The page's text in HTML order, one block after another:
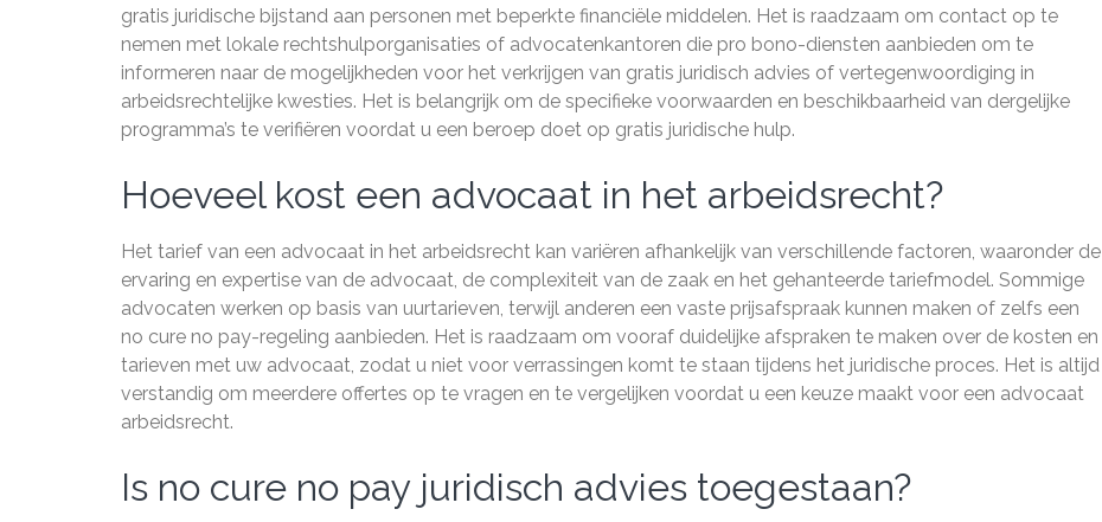
gratis juridische bijstand aan personen met beperkte financiële middelen. Het is raadzaam om contact op te
nemen met lokale rechtshulporganisaties of advocatenkantoren die pro bono-diensten aanbieden om te
informeren naar de mogelijkheden voor het verkrijgen van gratis juridisch advies of vertegenwoordiging in
arbeidsrechtelijke kwesties. Het is belangrijk om de specifieke voorwaarden en beschikbaarheid van dergelijke
programma’s te verifiëren voordat u een beroep doet op gratis juridische hulp.
Hoeveel kost een advocaat in het arbeidsrecht?
Het tarief van een advocaat in het arbeidsrecht kan variëren afhankelijk van verschillende factoren, waaronder de
ervaring en expertise van de advocaat, de complexiteit van de zaak en het gehanteerde tariefmodel. Sommige
advocaten werken op basis van uurtarieven, terwijl anderen een vaste prijsafspraak kunnen maken of zelfs een
no cure no pay-regeling aanbieden. Het is raadzaam om vooraf duidelijke afspraken te maken over de kosten en
tarieven met uw advocaat, zodat u niet voor verrassingen komt te staan tijdens het juridische proces. Het is altijd
verstandig om meerdere offertes op te vragen en te vergelijken voordat u een keuze maakt voor een advocaat
arbeidsrecht.
Is no cure no pay juridisch advies toegestaan?